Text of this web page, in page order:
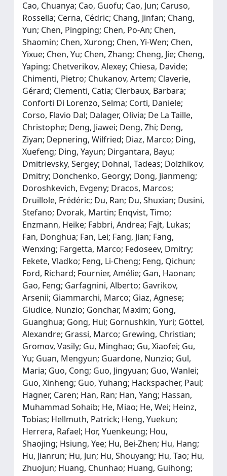
Cao, Chuanya; Cao, Guofu; Cao, Jun; Caruso,
Rossella; Cerna, Cédric; Chang, Jinfan; Chang,
Yun; Chen, Pingping; Chen, Po-An; Chen,
Shaomin; Chen, Xurong; Chen, Yi-Wen; Chen,
Yixue; Chen, Yu; Chen, Zhang; Cheng, Jie; Cheng,
Yaping; Chetverikov, Alexey; Chiesa, Davide;
Chimenti, Pietro; Chukanov, Artem; Claverie,
Gérard; Clementi, Catia; Clerbaux, Barbara;
Conforti Di Lorenzo, Selma; Corti, Daniele;
Corso, Flavio Dal; Dalager, Olivia; De La Taille,
Christophe; Deng, Jiawei; Deng, Zhi; Deng,
Ziyan; Depnering, Wilfried; Diaz, Marco; Ding,
Xuefeng; Ding, Yayun; Dirgantara, Bayu;
Dmitrievsky, Sergey; Dohnal, Tadeas; Dolzhikov,
Dmitry; Donchenko, Georgy; Dong, Jianmeng;
Doroshkevich, Evgeny; Dracos, Marcos;
Druillole, Frédéric; Du, Ran; Du, Shuxian; Dusini,
Stefano; Dvorak, Martin; Enqvist, Timo;
Enzmann, Heike; Fabbri, Andrea; Fajt, Lukas;
Fan, Donghua; Fan, Lei; Fang, Jian; Fang,
Wenxing; Fargetta, Marco; Fedoseev, Dmitry;
Fekete, Vladko; Feng, Li-Cheng; Feng, Qichun;
Ford, Richard; Fournier, Amélie; Gan, Haonan;
Gao, Feng; Garfagnini, Alberto; Gavrikov,
Arsenii; Giammarchi, Marco; Giaz, Agnese;
Giudice, Nunzio; Gonchar, Maxim; Gong,
Guanghua; Gong, Hui; Gornushkin, Yuri; Göttel,
Alexandre; Grassi, Marco; Grewing, Christian;
Gromov, Vasily; Gu, Minghao; Gu, Xiaofei; Gu,
Yu; Guan, Mengyun; Guardone, Nunzio; Gul,
Maria; Guo, Cong; Guo, Jingyuan; Guo, Wanlei;
Guo, Xinheng; Guo, Yuhang; Hackspacher, Paul;
Hagner, Caren; Han, Ran; Han, Yang; Hassan,
Muhammad Sohaib; He, Miao; He, Wei; Heinz,
Tobias; Hellmuth, Patrick; Heng, Yuekun;
Herrera, Rafael; Hor, Yuenkeung; Hou,
Shaojing; Hsiung, Yee; Hu, Bei-Zhen; Hu, Hang;
Hu, Jianrun; Hu, Jun; Hu, Shouyang; Hu, Tao; Hu,
Zhuojun; Huang, Chunhao; Huang, Guihong;